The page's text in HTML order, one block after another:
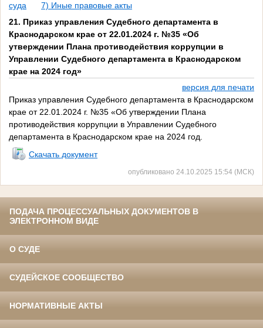
суда
7) Иные правовые акты
21. Приказ управления Судебного департамента в
Краснодарском крае от 22.01.2024 г. №35 «Об
утверждении Плана противодействия коррупции в
Управлении Судебного департамента в Краснодарском
крае на 2024 год»
версия для печати
Приказ управления Судебного департамента в Краснодарском
крае от 22.01.2024 г. №35 «Об утверждении Плана
противодействия коррупции в Управлении Судебного
департамента в Краснодарском крае на 2024 год.
Скачать документ
опубликовано 24.10.2025 15:54 (МСК)
ПОДАЧА ПРОЦЕССУАЛЬНЫХ ДОКУМЕНТОВ В
ЭЛЕКТРОННОМ ВИДЕ
О СУДЕ
СУДЕЙСКОЕ СООБЩЕСТВО
НОРМАТИВНЫЕ АКТЫ